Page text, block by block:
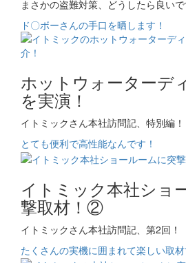
まさかの盗難対策、どうしたら良いで
ド〇ボーさんの手口を晒します！
ホットウォーターデ
を実演！
イトミックさん本社訪問記、特別編！
とても便利で高性能なんです！
イトミック本社ショ
撃取材！②
イトミックさん本社訪問記、第2回！
たくさんの実機に囲まれて楽しい取材